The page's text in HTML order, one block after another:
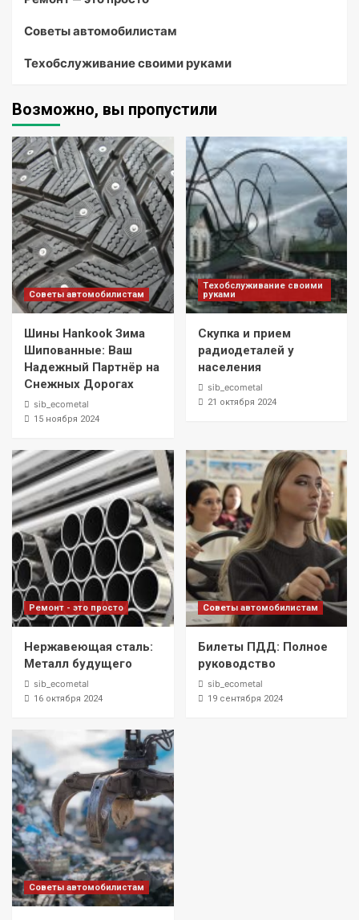
Советы автомобилистам
Техобслуживание своими руками
Возможно, вы пропустили
Советы автомобилистам
Шины Hankook Зима
Шипованные: Ваш
Надежный Партнёр на
Снежных Дорогах
sib_ecometal
15 ноября 2024
Техобслуживание своими
руками
Скупка и прием
радиодеталей у
населения
sib_ecometal
21 октября 2024
Ремонт - это просто
Нержавеющая сталь:
Металл будущего
sib_ecometal
16 октября 2024
Советы автомобилистам
Билеты ПДД: Полное
руководство
sib_ecometal
19 сентября 2024
Советы автомобилистам